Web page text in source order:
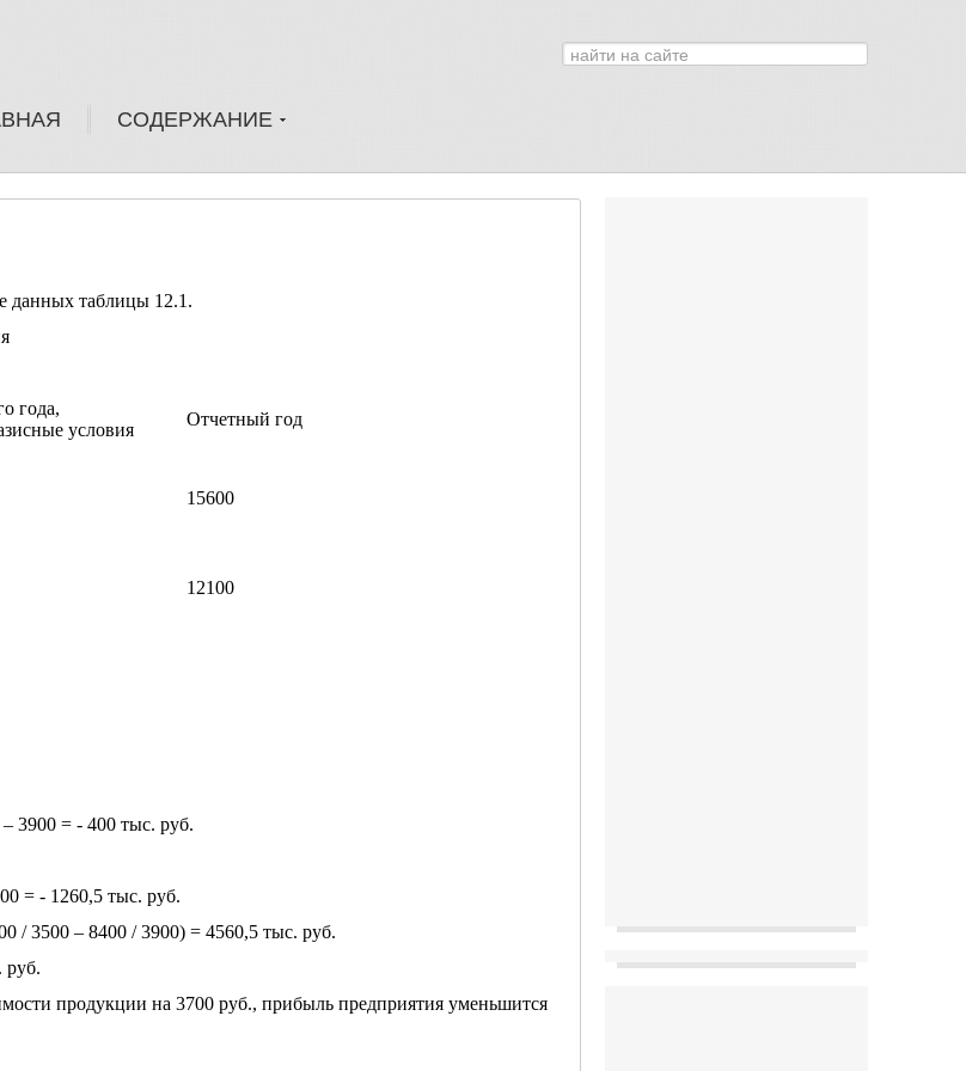
СОДЕРЖАНИЕ
данных таблицы 12.1.
года,
условия
Отчетный год
15600
12100
3900 = - 400 тыс. руб.
= - 1260,5 тыс. руб.
/ 3500 – 8400 / 3900) = 4560,5 тыс. руб.
руб.
продукции на 3700 руб., прибыль предприятия уменьшится